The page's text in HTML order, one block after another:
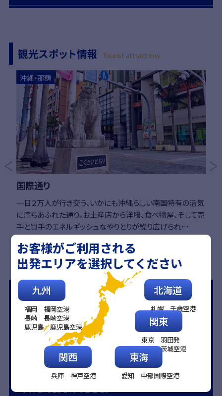
お客様がご利用される
出発エリアを選択してください
北海道
札幌 千歳空港
関東
東京 羽田発
茨城 茨城空港
東海
愛知 中部国際空港
関西
兵庫 神戸空港
九州
福岡 福岡空港
長崎 長崎空港
鹿児島 鹿児島空港
観光スポット情報 Tourist attractions
Previous
詳細はこちら
沖縄・那覇
国際通り
一日２万人が行き交う、いかにも沖縄らしい南国特有の活気
に満ちあふれた通り。お土産店から洋服、食べ物屋、そして売
手と買手のエネルギッシュなやりとりが繰り広げられ…
詳
知らないと損をする?!
スカイマークの 魅力
21日前まで 取消料なし
予約と同時に取消料がかかる大手とは違い、出発日
の21日前までは取消料が発生しないので、「とりあえ
ず押さえる」なんてことも。